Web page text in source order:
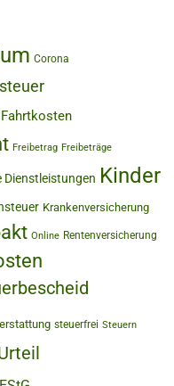
Corona
Fahrtkosten
Freibetrag Freibeträge
Kinder
Krankenversicherung
Online Rentenversicherung
steuerfrei Steuern